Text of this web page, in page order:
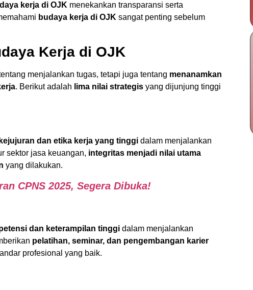
kerja di OJK menekankan transparansi serta
budaya kerja di OJK sangat penting sebelum
Kerja di OJK
menjalankan tugas, tetapi juga tentang menanamkan
. Berikut adalah lima nilai strategis yang dijunjung tinggi
kejujuran dan etika kerja yang tinggi dalam menjalankan
sektor jasa keuangan, integritas menjadi nilai utama
yang dilakukan.
CPNS 2025, Segera Dibuka!
dan keterampilan tinggi dalam menjalankan
pelatihan, seminar, dan pengembangan karier
profesional yang baik.